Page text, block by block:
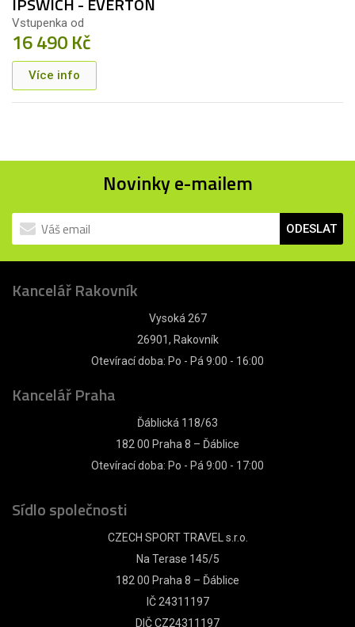
Vstupenka od
16 490 Kč
Více info
Novinky e-mailem
ODESLAT
Kancelář Rakovník
Vysoká 267
26901, Rakovník
Otevírací doba: Po - Pá 9:00 - 16:00
Kancelář Praha
Ďáblická 118/63
182 00 Praha 8 – Ďáblice
Otevírací doba: Po - Pá 9:00 - 17:00
Sídlo společnosti
CZECH SPORT TRAVEL s.r.o.
Na Terase 145/5
182 00 Praha 8 – Ďáblice
IČ 24311197
DIČ CZ24311197